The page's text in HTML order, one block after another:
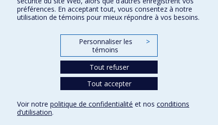
Accessibilité
Conditions d’utilisation
préférences. En acceptant tout, vous consentez à notre
utilisation de témoins pour mieux répondre à vos besoins.
Personnaliser les
témoins
>
Tout refuser
Tout accepter
Voir notre politique de confidentialité et nos conditions
d’utilisation.